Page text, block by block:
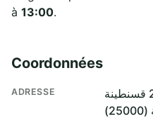
à 13:00.
Coordonnées
ADRESSE